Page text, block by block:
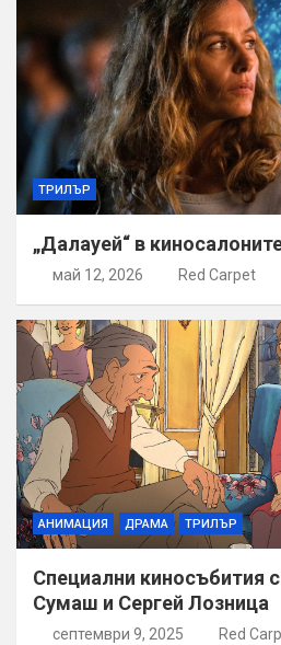
ТРИЛЪР
„Далауей“ в
май 12, 2026 Red Carpet
АНИМАЦИЯ ДРАМА ТРИЛЪР
Специални киносъбития
Сумаш и Сергей Лозница
септември 9, 2025 Red